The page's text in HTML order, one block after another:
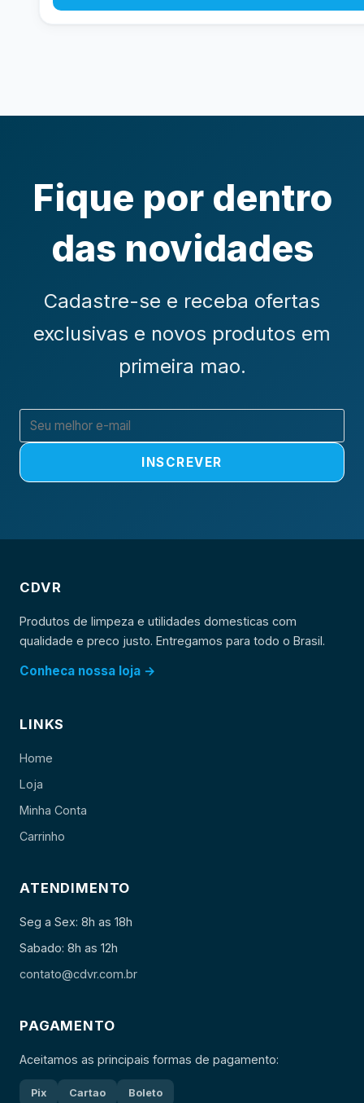
Fique por dentro
das novidades
Cadastre-se e receba ofertas
exclusivas e novos produtos em
primeira mao.
INSCREVER
CDVR
Produtos de limpeza e utilidades domesticas com
qualidade e preco justo. Entregamos para todo o Brasil.
Conheca nossa loja →
LINKS
Home
Loja
Minha Conta
Carrinho
ATENDIMENTO
Seg a Sex: 8h as 18h
Sabado: 8h as 12h
contato@cdvr.com.br
PAGAMENTO
Aceitamos as principais formas de pagamento:
Pix Cartao Boleto